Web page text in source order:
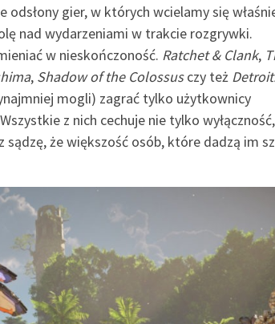
odsłony gier, w których wcielamy się
nad wydarzeniami w trakcie rozgrywki.
w nieskończoność. Ratchet & Clank,
, Shadow of the Colossusczy też
mogli) zagrać tylko użytkownicy
z nich cechuje nie tylko
że większość osób, które dadzą im